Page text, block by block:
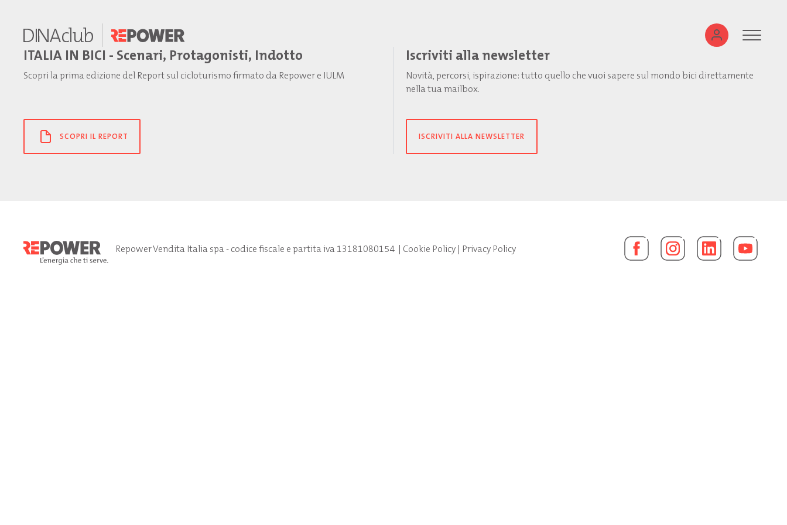
ITALIA IN BICI - Scenari, Protagonisti, Indotto
Scopri la prima edizione del Report sul cicloturismo firmato da Repower e IULM
SCOPRI IL REPORT
Iscriviti alla newsletter
Novità, percorsi, ispirazione: tutto quello che vuoi sapere sul mondo bici direttamente
nella tua mailbox.
ISCRIVITI ALLA NEWSLETTER
Repower Vendita Italia spa - codice fiscale e partita iva 13181080154| Cookie Policy| Privacy Policy